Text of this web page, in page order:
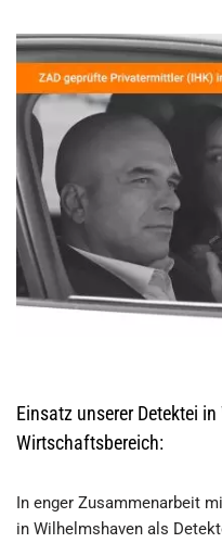
Einsatz unserer Detektei
Wirtschaftsbereich:
In enger Zusammenarbeit
in Wilhelmshaven als